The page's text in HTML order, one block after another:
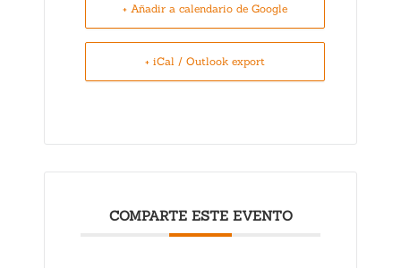
+ Añadir a calendario de Google
+ iCal / Outlook export
COMPARTE ESTE EVENTO